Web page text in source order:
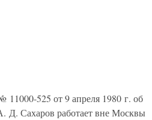
525 от 9 апреля 1980 г. об
Д. Сахаров работает вне Москвы